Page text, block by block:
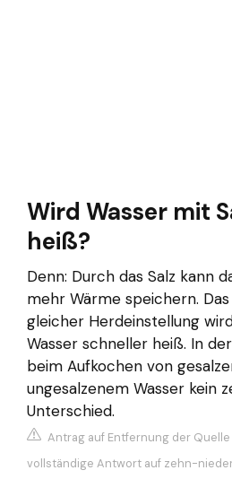
Wird Wasser mit
heiß?
Denn: Durch das Salz kann
mehr Wärme speichern.
gleicher Herdeinstellung
Wasser schneller heiß. In
beim Aufkochen von
ungesalzenem Wasser kein
Unterschied.
Antrag auf Entfernung der Quelle
vollständige Antwort auf zehn-